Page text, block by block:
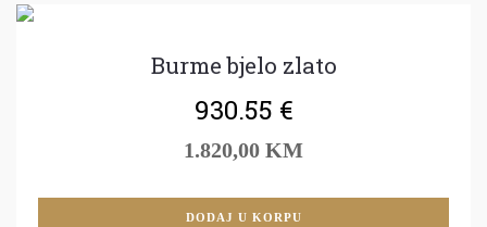
Burme bjelo zlato
930.55 €
1.820,00 KM
DODAJ U KORPU